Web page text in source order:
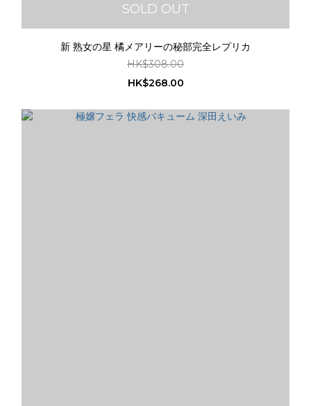
SOLD OUT
新 熟女の星 橘メアリーの秘部完全レプリカ
HK$308.00
HK$268.00